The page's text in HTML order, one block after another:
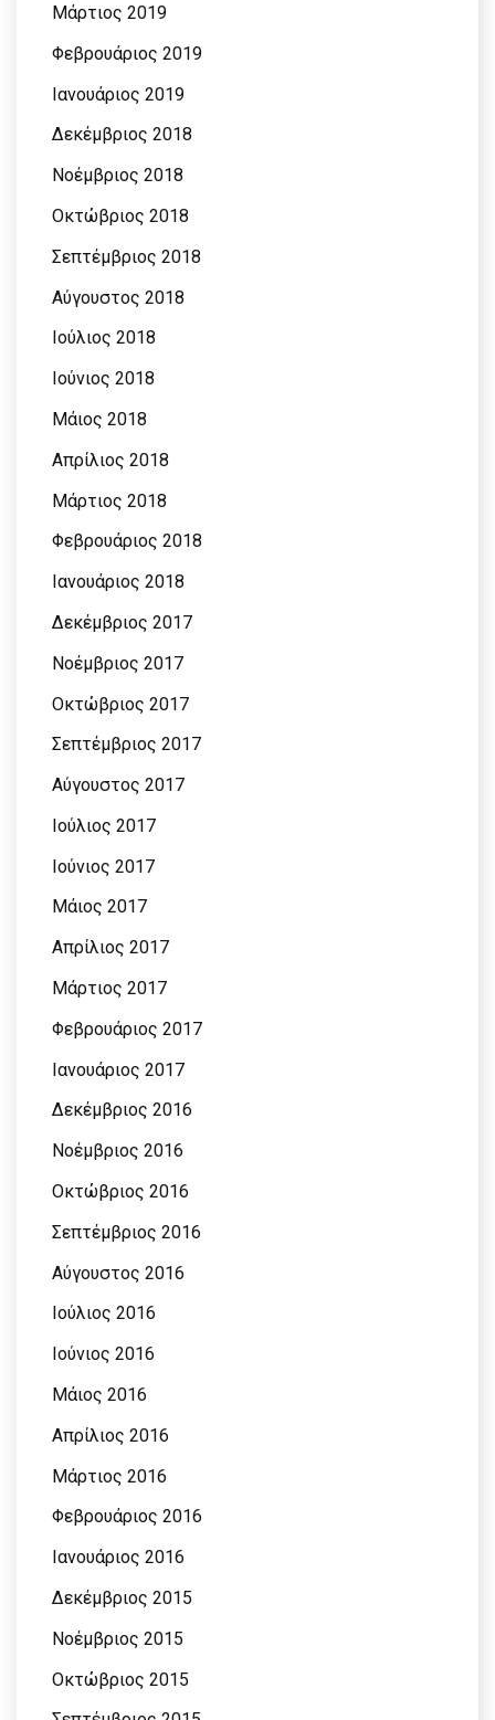
Μάρτιος 2019
Φεβρουάριος 2019
Ιανουάριος 2019
Δεκέμβριος 2018
Νοέμβριος 2018
Οκτώβριος 2018
Σεπτέμβριος 2018
Αύγουστος 2018
Ιούλιος 2018
Ιούνιος 2018
Μάιος 2018
Απρίλιος 2018
Μάρτιος 2018
Φεβρουάριος 2018
Ιανουάριος 2018
Δεκέμβριος 2017
Νοέμβριος 2017
Οκτώβριος 2017
Σεπτέμβριος 2017
Αύγουστος 2017
Ιούλιος 2017
Ιούνιος 2017
Μάιος 2017
Απρίλιος 2017
Μάρτιος 2017
Φεβρουάριος 2017
Ιανουάριος 2017
Δεκέμβριος 2016
Νοέμβριος 2016
Οκτώβριος 2016
Σεπτέμβριος 2016
Αύγουστος 2016
Ιούλιος 2016
Ιούνιος 2016
Μάιος 2016
Απρίλιος 2016
Μάρτιος 2016
Φεβρουάριος 2016
Ιανουάριος 2016
Δεκέμβριος 2015
Νοέμβριος 2015
Οκτώβριος 2015